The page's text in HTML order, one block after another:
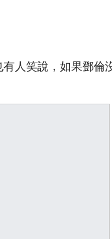
人笑說，如果鄧倫